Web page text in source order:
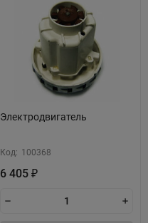
Электродвигатель
Код: 100368
6 405 ₽